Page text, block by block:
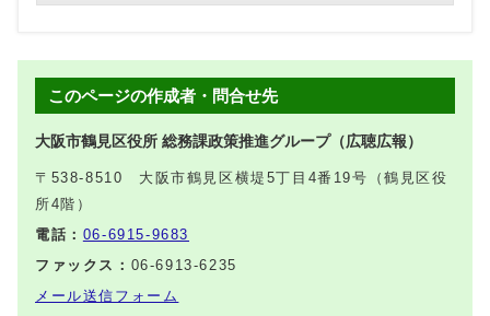
このページの作成者・問合せ先
大阪市鶴見区役所 総務課政策推進グループ（広聴広報）
〒538-8510 大阪市鶴見区横堤5丁目4番19号（鶴見区役
所4階）
電話： 06-6915-9683
ファックス： 06-6913-6235
メール送信フォーム